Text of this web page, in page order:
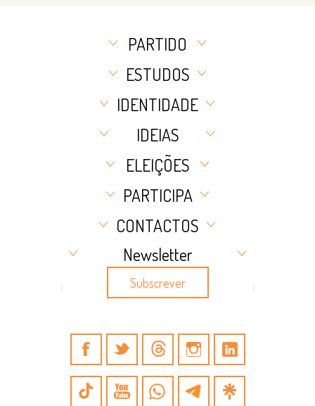
PARTIDO
ESTUDOS
IDENTIDADE
IDEIAS
Newsletter
Subscrever
ELEIÇÕES
PARTICIPA
CONTACTOS